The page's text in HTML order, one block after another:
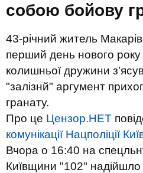
собою бойову
43-річний житель
перший день нового року
колишньої дружини
"залізнй" аргумент
гранату.
Про це Цензор.НЕТ
комунікації Нацполіції
Вчора о 16:40 на
Київщини "102" надійшло